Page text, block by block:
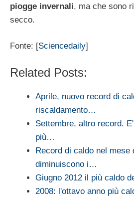
piogge invernali, ma che sono
secco.
Fonte: [Sciencedaily]
Related Posts:
Aprile, nuovo record di
riscaldamento…
Settembre, altro record.
più…
Record di caldo nel mese
diminuiscono i…
Giugno 2012 il più caldo
2008: l'ottavo anno più